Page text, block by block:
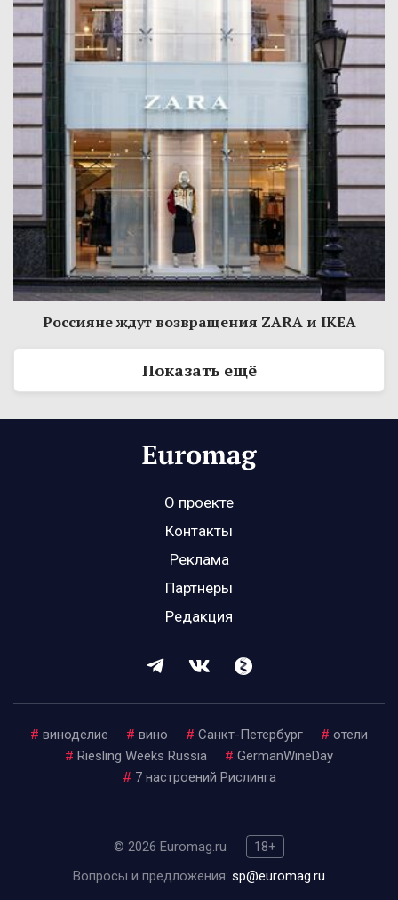
Россияне ждут возвращения ZARA и IKEA
Показать ещё
О проекте
Контакты
Реклама
Партнеры
Редакция
# виноделие # вино # Санкт-Петербург # отели
# Riesling Weeks Russia # GermanWineDay
# 7 настроений Рислинга
© 2026 Euromag.ru
18+
Вопросы и предложения: sp@euromag.ru